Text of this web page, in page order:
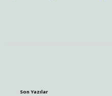
Son Yazılar